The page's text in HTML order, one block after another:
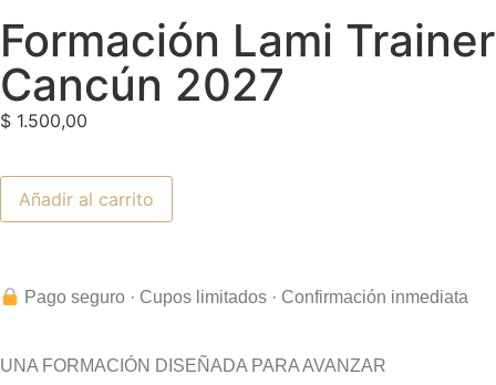
Formación Lami Trainer
Cancún 2027
$ 1.500,00
Añadir al carrito
Pago seguro · Cupos limitados · Confirmación inmediata
UNA FORMACIÓN DISEÑADA PARA AVANZAR